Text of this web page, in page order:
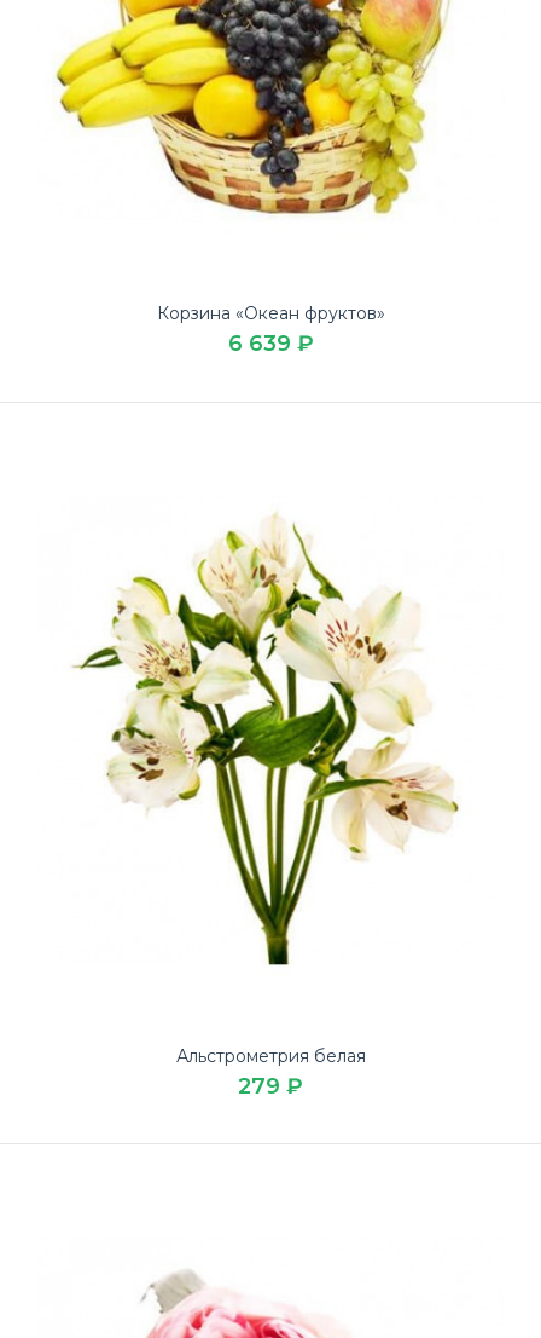
Корзина «Океан фруктов»
6 639 ₽
Альстрометрия белая
279 ₽